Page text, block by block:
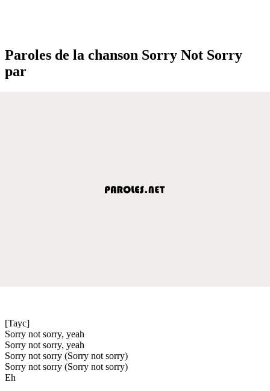
Paroles de la chanson Sorry Not Sorry
par
[Tayc]
Sorry not sorry, yeah
Sorry not sorry, yeah
Sorry not sorry (Sorry not sorry)
Sorry not sorry (Sorry not sorry)
Eh